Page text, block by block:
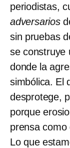
periodistas,
adversarios
sin pruebas
se construye
donde la
simbólica. El
desprotege,
porque
prensa
Lo que